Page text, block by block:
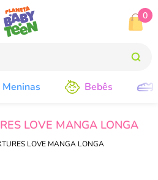
0
Meninas Bebês
LOVE MANGA LONGA